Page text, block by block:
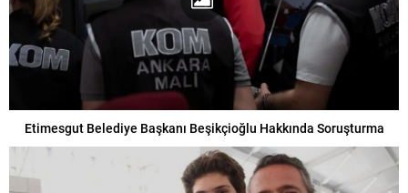
Etimesgut Belediye Başkanı Beşikçioğlu Hakkında Soruşturma